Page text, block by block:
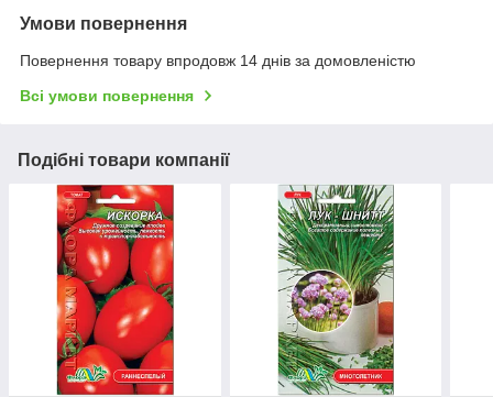
Умови повернення
Повернення товару впродовж 14 днів за домовленістю
Всі умови повернення
Подібні товари компанії